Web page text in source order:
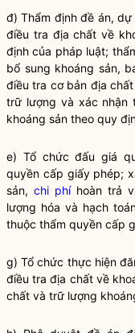
đ) Thẩm định đề án,
điều tra địa chất về
định của pháp luật;
bổ sung khoáng sản,
điều tra cơ bản địa
trữ lượng và xác nhận
khoáng sản theo quy
e) Tổ chức đấu giá
quyền cấp giấy phép;
sản,chi phíhoàn trả
lượng hóa và hạch
thuộc thẩm quyền cấp
g) Tổ chức thực hiện
điều tra địa chất về
chất và trữ lượng